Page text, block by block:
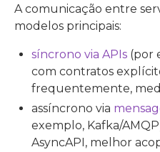
A comunicação entre
modelos principais:
síncrono via APIs (por
com contratos
frequentemente,
assíncrono via
exemplo, Kafka/
AsyncAPI, melhor